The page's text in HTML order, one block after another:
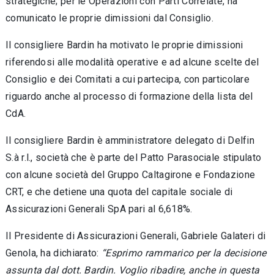
comunicato le proprie dimissioni dal Consiglio.
Il consigliere Bardin ha motivato le proprie dimissioni
riferendosi alle modalità operative e ad alcune scelte del
Consiglio e dei Comitati a cui partecipa, con particolare
riguardo anche al processo di formazione della lista del
CdA.
Il consigliere Bardin è amministratore delegato di Delfin
S.à r.l., società che è parte del Patto Parasociale stipulato
con alcune società del Gruppo Caltagirone e Fondazione
CRT, e che detiene una quota del capitale sociale di
Assicurazioni Generali SpA pari al 6,618%.
Il Presidente di Assicurazioni Generali, Gabriele Galateri di
Genola, ha dichiarato: “Esprimo rammarico per la decisione
assunta dal dott. Bardin. Voglio ribadire, anche in questa